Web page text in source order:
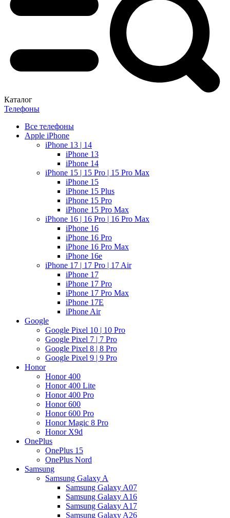
Каталог
Телефоны
Все телефоны
Apple iPhone
iPhone 13 | 14
iPhone 13
iPhone 14
iPhone 15 | 15 Pro | 15 Pro Max
iPhone 15
iPhone 15 Plus
iPhone 15 Pro
iPhone 15 Pro Max
iPhone 16 | 16 Pro | 16 Pro Max
iPhone 16
iPhone 16 Pro
iPhone 16 Pro Max
iPhone 16e
iPhone 17 | 17 Pro | 17 Air
iPhone 17
iPhone 17 Pro
iPhone 17 Pro Max
iPhone 17E
iPhone Air
Google
Google Pixel 10 | 10 Pro
Google Pixel 7 | 7 Pro
Google Pixel 8 | 8 Pro
Google Pixel 9 | 9 Pro
Honor
Honor 400
Honor 400 Lite
Honor 400 Pro
Honor 600
Honor 600 Pro
Honor Magic 8 Pro
Honor X9d
OnePlus
OnePlus 15
OnePlus Nord
Samsung
Samsung Galaxy A
Samsung Galaxy A07
Samsung Galaxy A16
Samsung Galaxy A17
Samsung Galaxy A26